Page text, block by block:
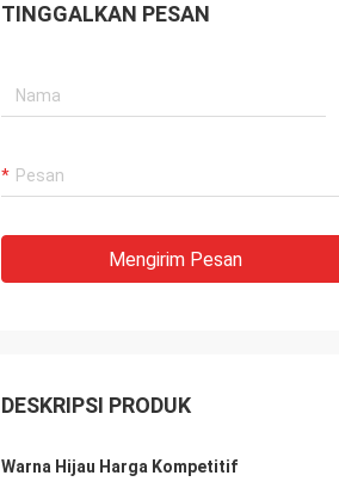
TINGGALKAN PESAN
Mengirim Pesan
DESKRIPSI PRODUK
Warna Hijau Harga Kompetitif